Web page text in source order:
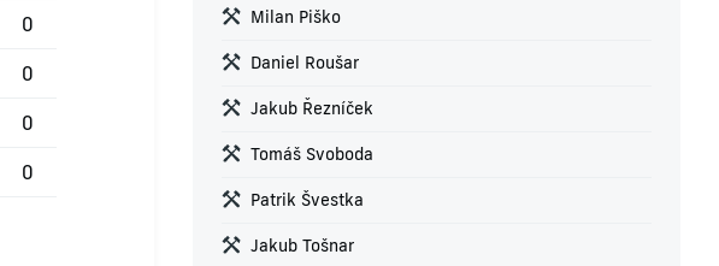
0
0
0
0
Milan Piško
Daniel Roušar
Jakub Řezníček
Tomáš Svoboda
Patrik Švestka
Jakub Tošnar